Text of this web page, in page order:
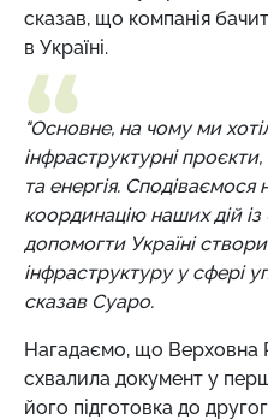
сказав, що компанія
в Україні.
"Основне, на чому ми
інфраструктурні
та енергія. Сподіваємося
координацію наших дій
допомогти Україні
інфраструктуру у сфері
сказав Суаро.
Нагадаємо, що Верховна
схвалила документ у
його підготовка до